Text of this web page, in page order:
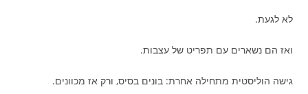
לא לגעת.
ואז הם נשארים עם תפריט של עצבות.
גישה הוליסטית מתחילה אחרת: בונים בסיס, ורק אז מכוונים.